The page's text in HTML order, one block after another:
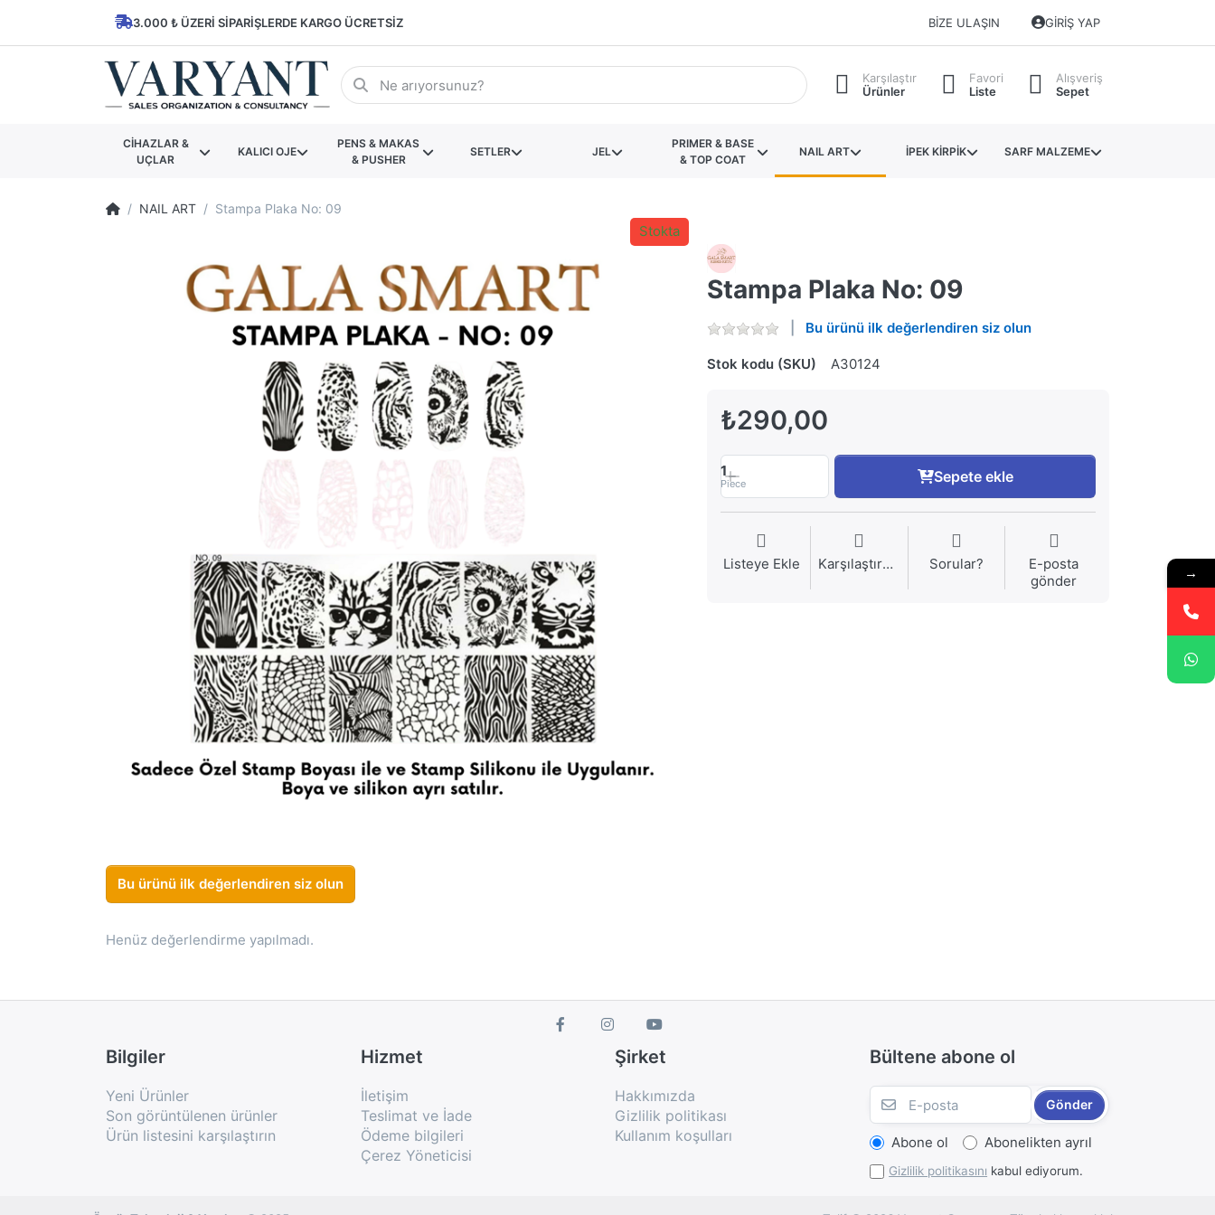
3.000 ₺ ÜZERI SIPARIŞLERDE KARGO ÜCRETSIZ BIZE ULAŞIN GIRIŞ YAP
Karşılaştır
Ürünler
Favori
Liste
Alışveriş
Sepet
CİHAZLAR &
UÇLAR
KALICI OJE
PENS & MAKAS
& PUSHER
SETLER JEL
PRIMER & BASE
& TOP COAT
NAIL ART İPEK KİRPİK SARF MALZEME
NAIL ART Stampa Plaka No: 09
Stampa Plaka No: 09
Bu ürünü ilk değerlendiren siz olun
Stok kodu (SKU) A30124
₺290,00
Stokta
1
Piece Sepete ekle
Listeye Ekle Karşılaştırma Sorular?
E-posta
gönder
Bu ürünü ilk değerlendiren siz olun
Henüz değerlendirme yapılmadı.
Bilgiler
Yeni Ürünler
Son görüntülenen ürünler
Ürün listesini karşılaştırın
Hizmet
İletişim
Teslimat ve İade
Ödeme bilgileri
Çerez Yöneticisi
Şirket
Hakkımızda
Gizlilik politikası
Kullanım koşulları
Bültene abone ol
Gönder
Abone ol Abonelikten ayrıl
Gizlilik politikasını kabul ediyorum.
→